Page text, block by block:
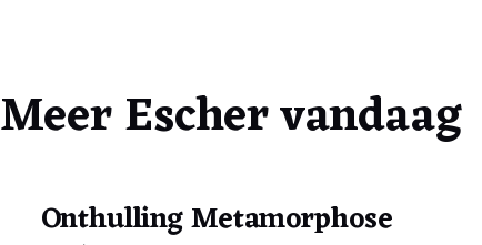
Meer Escher vandaag
Onthulling Metamorphose